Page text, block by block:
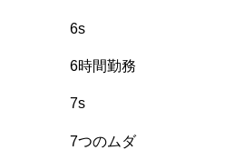
6s
6時間勤務
7s
7つのムダ